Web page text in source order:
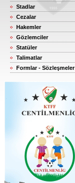
Stadlar
Cezalar
Hakemler
Gözlemciler
Statüler
Talimatlar
Formlar - Sözleşmeler